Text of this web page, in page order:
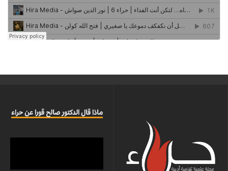
ماذا قال الدكتور صالح قورا عن حراء